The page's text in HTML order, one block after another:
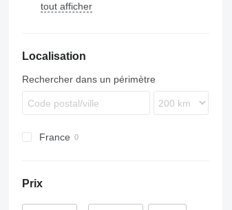
TGM
Axor
P-series
FH
FMX
tout afficher
Localisation
Rechercher dans un périmètre
France
Prix